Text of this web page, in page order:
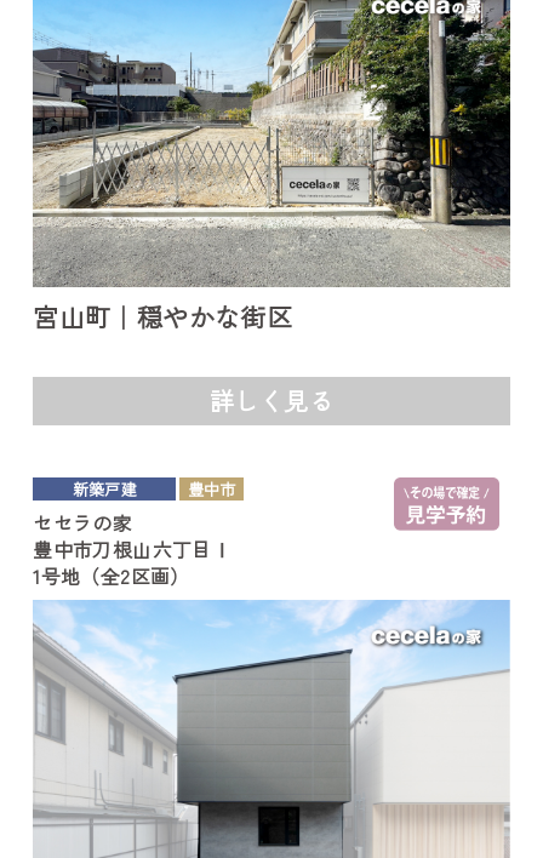
宮山町｜穏やかな街区
詳しく見る
新築戸建 豊中市
セセラの家
豊中市刀根山六丁目Ⅰ
1号地（全2区画）